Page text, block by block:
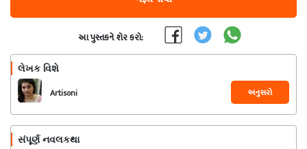
આ પુસ્તકને શેર કરો:
લેખક વિશે
Artisoni અનુસરો
સંપૂર્ણ નવલકથા